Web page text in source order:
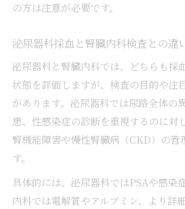
の方は注意が必要です。
泌尿器科採血と腎臓内科検査との違
泌尿器科と腎臓内科では、どちらも採
状態を評価しますが、検査の目的や注
があります。泌尿器科では尿路全体の
患、性感染症の診断を重視するのに対
腎機能障害や慢性腎臓病（CKD）の管
す。
具体的には、泌尿器科ではPSAや感染
内科では電解質やアルブミン、より詳